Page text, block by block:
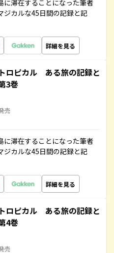
に滞在することになった筆者
ジカルな45日間の記録と記
詳細を見る
ロピカル ある旅の記録と
3巻
売
に滞在することになった筆者
ジカルな45日間の記録と記
詳細を見る
ロピカル ある旅の記録と
4巻
売